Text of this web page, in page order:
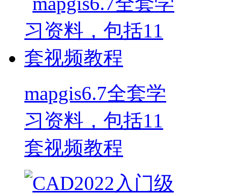
mapgis6.7全套学
习资料，包括11
套视频教程